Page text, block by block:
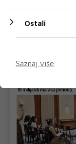
Ostali
Saznaj više